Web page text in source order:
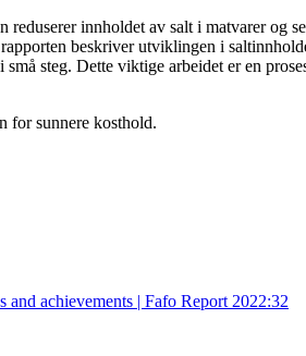
reduserer innholdet av salt i matvarer
beskriver utviklingen i
steg. Dette viktige arbeidet er en
for sunnere kosthold.
and achievements | Fafo Report 2022:32